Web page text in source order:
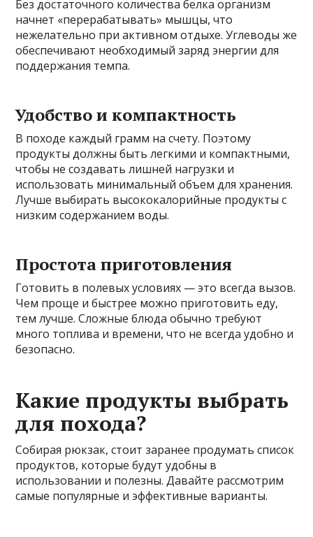
Без достаточного количества белка организм
начнет «перерабатывать» мышцы, что
нежелательно при активном отдыхе. Углеводы же
обеспечивают необходимый заряд энергии для
поддержания темпа.
Удобство и компактность
В походе каждый грамм на счету. Поэтому
продукты должны быть легкими и компактными,
чтобы не создавать лишней нагрузки и
использовать минимальный объем для хранения.
Лучше выбирать высококалорийные продукты с
низким содержанием воды.
Простота приготовления
Готовить в полевых условиях — это всегда вызов.
Чем проще и быстрее можно приготовить еду,
тем лучше. Сложные блюда обычно требуют
много топлива и времени, что не всегда удобно и
безопасно.
Какие продукты выбрать
для похода?
Собирая рюкзак, стоит заранее продумать список
продуктов, которые будут удобны в
использовании и полезны. Давайте рассмотрим
самые популярные и эффективные варианты.